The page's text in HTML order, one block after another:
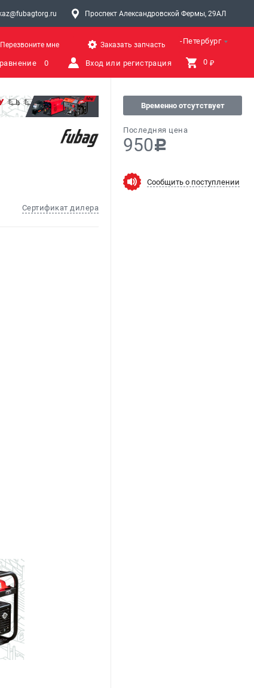
Проспект Александровской Фермы, 29АЛ
Санкт-Петербург
Перезвоните мне Заказать запчасть
0 Вход или регистрация 0 ₽
Сертификат дилера
Временно отсутствует
Последняя цена
950c
Сообщить о поступлении